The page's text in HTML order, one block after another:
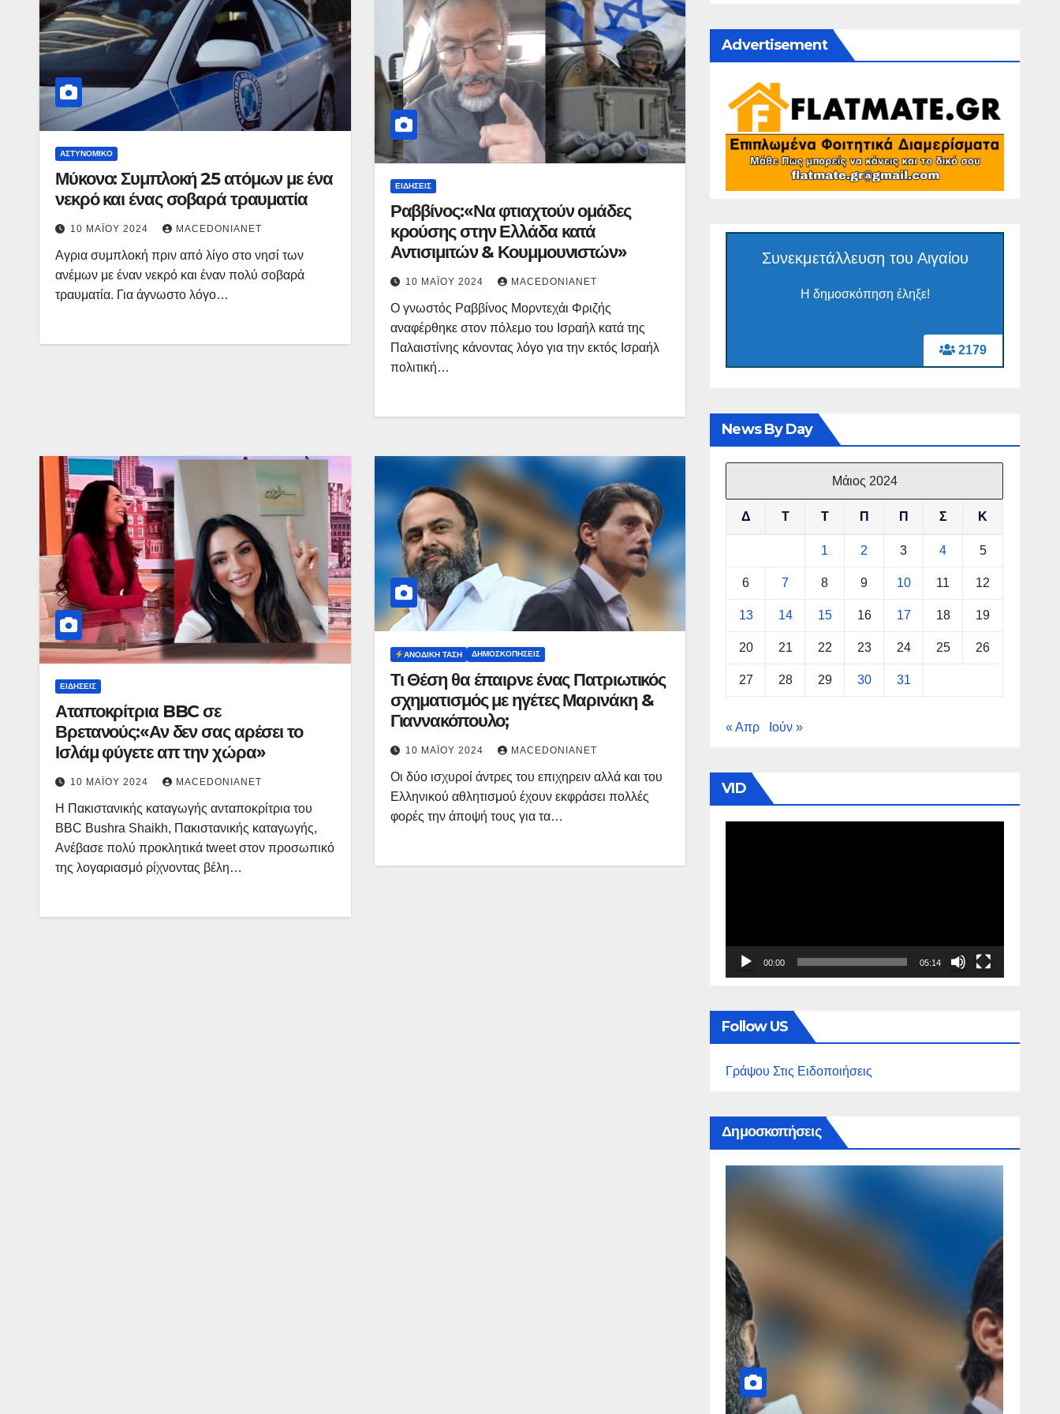
ΑΣΤΥΝΟΜΙΚΌ
Μύκονο: Συμπλοκή 25 ατόμων με ένα
νεκρό και ένας σοβαρά τραυματία
10 ΜΑΪ́ΟΥ 2024 MACEDONIANET
Αγρια συμπλοκή πριν από λίγο στο νησί των
ανέμων με έναν νεκρό και έναν πολύ σοβαρά
τραυματία. Για άγνωστο λόγο…
ΕΙΔΉΣΕΙΣ
Ραββίνος:«Να φτιαχτούν ομάδες
κρούσης στην Ελλάδα κατά
Αντισιμιτών & Κουμμουνιστών»
10 ΜΑΪ́ΟΥ 2024 MACEDONIANET
Ο γνωστός Ραββίνος Μορντεχάι Φριζής
αναφέρθηκε στον πόλεμο του Ισραήλ κατά της
Παλαιστίνης κάνοντας λόγο για την εκτός Ισραήλ
πολιτική…
ΕΙΔΉΣΕΙΣ
Αταποκρίτρια BBC σε
Βρετανούς:«Αν δεν σας αρέσει το
Ισλάμ φύγετε απ την χώρα»
10 ΜΑΪ́ΟΥ 2024 MACEDONIANET
Η Πακιστανικής καταγωγής ανταποκρίτρια του
BBC Bushra Shaikh, Πακιστανικής καταγωγής,
Ανέβασε πολύ προκλητικά tweet στον προσωπικό
της λογαριασμό ρίχνοντας βέλη…
ΑΝΟΔΙΚΉ ΤΆΣΗ ΔΗΜΟΣΚΟΠΉΣΕΙΣ
Τι Θέση θα έπαιρνε ένας Πατριωτικός
σχηματισμός με ηγέτες Μαρινάκη &
Γιαννακόπουλο;
10 ΜΑΪ́ΟΥ 2024 MACEDONIANET
Οι δύο ισχυροί άντρες του επιχηρειν αλλά και του
Ελληνικού αθλητισμού έχουν εκφράσει πολλές
φορές την άποψή τους για τα…
Advertisement
2179
Συνεκμετάλλευση του Αιγαίου
Η δημοσκόπηση έληξε!
News By Day
Μάιος 2024
Δ Τ Τ Π Π Σ Κ
1 2 3 4 5
6 7 8 9 10 11 12
13 14 15 16 17 18 19
20 21 22 23 24 25 26
27 28 29 30 31
« Απρ Ιούν »
VID
00:00 05:14
Follow US
Γράψου Στις Ειδοποιήσεις
Δημοσκοπήσεις